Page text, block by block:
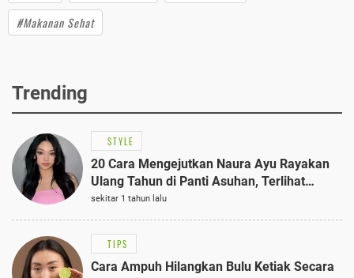
#Makanan Sehat
Trending
STYLE
20 Cara Mengejutkan Naura Ayu Rayakan
Ulang Tahun di Panti Asuhan, Terlihat
Anggun dengan Kaftan Cokelat
sekitar 1 tahun lalu
TIPS
Cara Ampuh Hilangkan Bulu Ketiak Secara